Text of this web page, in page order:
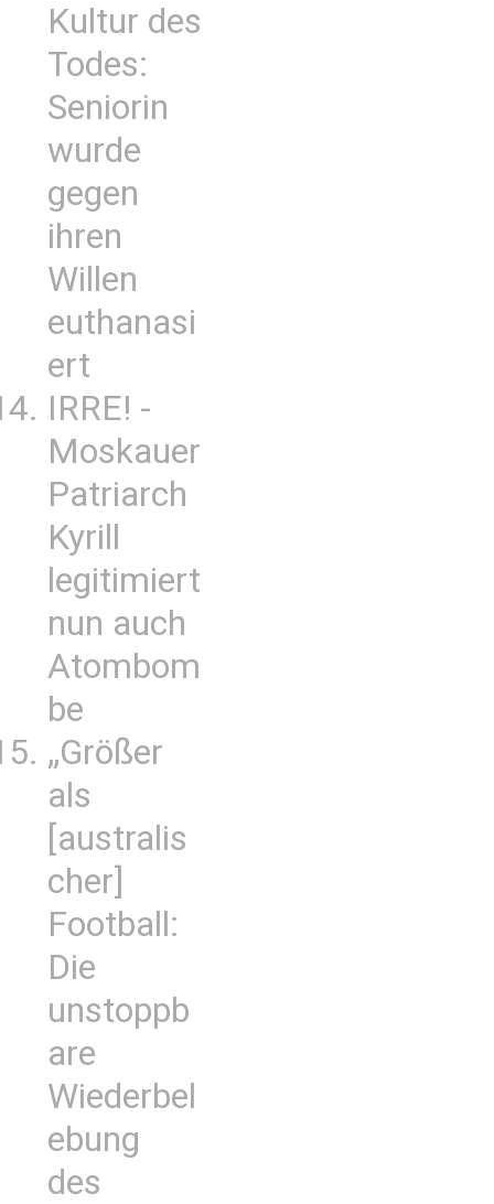
Kultur des
Todes:
Seniorin
wurde
gegen
ihren
Willen
euthanasi
ert
IRRE! -
Moskauer
Patriarch
Kyrill
legitimiert
nun auch
Atombom
be
„Größer
als
[australis
cher]
Football:
Die
unstoppb
are
Wiederbel
ebung
des